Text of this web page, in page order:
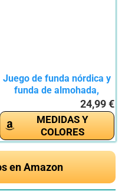
Juego de funda nórdica y
funda de almohada,
24,99 €
MEDIDAS Y
COLORES
en Amazon